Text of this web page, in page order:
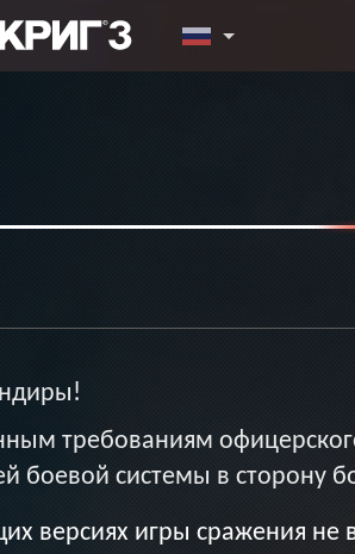
требованиям
боевой системы в сторону
версиях игры сражения